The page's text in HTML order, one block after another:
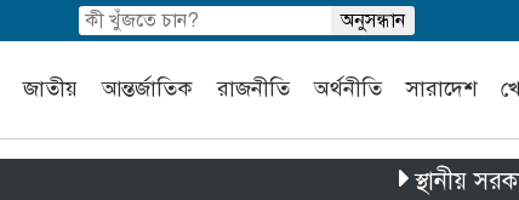
জাতীয় আন্তর্জাতিক রাজনীতি অর্থনীতি সারাদেশ
স্থানীয় সরকার